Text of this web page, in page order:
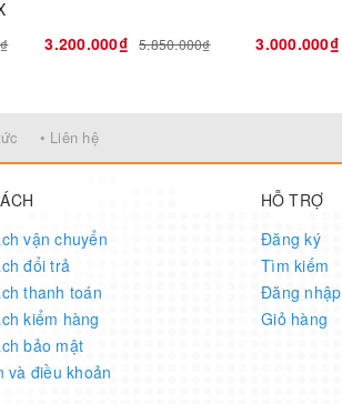
3.200.000₫ 5.850.000₫ 3.000.000₫
• Liên hệ
vận chuyển
đổi trả
thanh toán
kiểm hàng
bảo mật
và điều khoản
HỖ TRỢ
Đăng ký
Tìm kiếm
Đăng nhập
Giỏ hàng